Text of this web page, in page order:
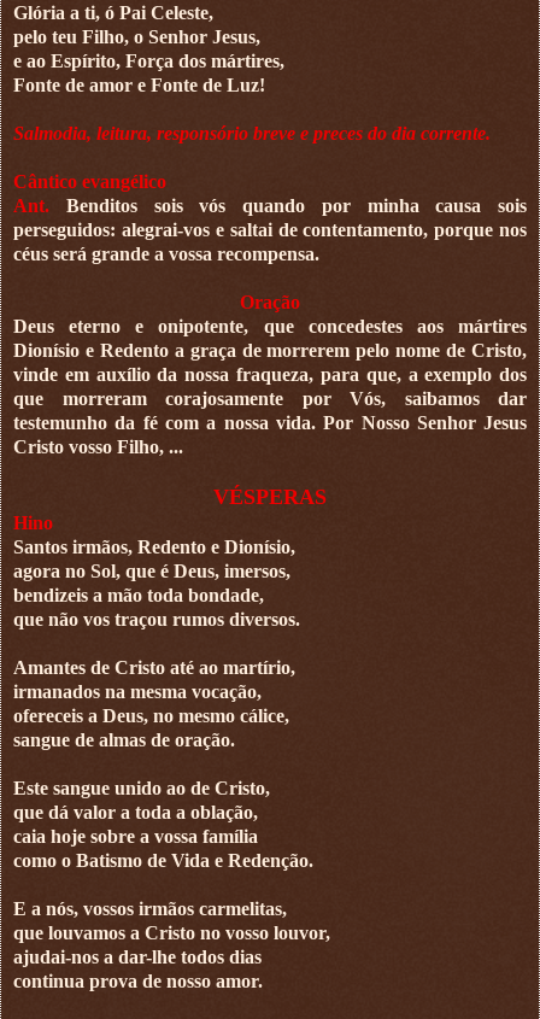
Glória a ti, ó Pai Celeste,
pelo teu Filho, o Senhor Jesus,
e ao Espírito, Força dos mártires,
Fonte de amor e Fonte de Luz!
Salmodia, leitura, responsório breve e preces do dia corrente.
Cântico evangélico
Ant. Benditos sois vós quando por minha causa sois
perseguidos: alegrai-vos e saltai de contentamento, porque nos
céus será grande a vossa recompensa.
Oração
Deus eterno e onipotente, que concedestes aos mártires
Dionísio e Redento a graça de morrerem pelo nome de Cristo,
vinde em auxílio da nossa fraqueza, para que, a exemplo dos
que morreram corajosamente por Vós, saibamos dar
testemunho da fé com a nossa vida. Por Nosso Senhor Jesus
Cristo vosso Filho, ...
VÉSPERAS
Hino
Santos irmãos, Redento e Dionísio,
agora no Sol, que é Deus, imersos,
bendizeis a mão toda bondade,
que não vos traçou rumos diversos.
Amantes de Cristo até ao martírio,
irmanados na mesma vocação,
ofereceis a Deus, no mesmo cálice,
sangue de almas de oração.
Este sangue unido ao de Cristo,
que dá valor a toda a oblação,
caia hoje sobre a vossa família
como o Batismo de Vida e Redenção.
E a nós, vossos irmãos carmelitas,
que louvamos a Cristo no vosso louvor,
ajudai-nos a dar-lhe todos dias
continua prova de nosso amor.